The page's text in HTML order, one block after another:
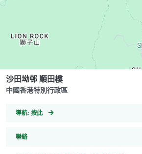
中國香港特別行政區
沙田坳邨 順田樓
導航: GeoCoordinates
按此
聯絡